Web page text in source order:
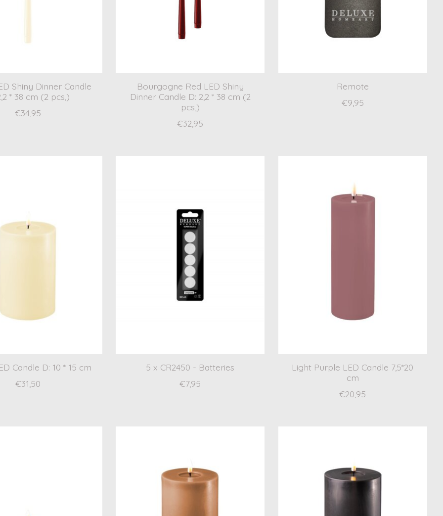
Shiny Dinner Candle
* 38 cm (2 pcs,)
€34,95
Bourgogne Red LED Shiny
Dinner Candle D: 2,2 * 38 cm (2
pcs,)
€32,95
Remote
€9,95
Candle D: 10 * 15 cm
€31,50
5 x CR2450 - Batteries
€7,95
Light Purple LED Candle 7,5*20
cm
€20,95